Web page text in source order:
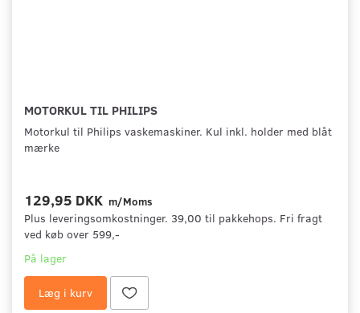
MOTORKUL TIL PHILIPS
Motorkul til Philips vaskemaskiner. Kul inkl. holder med blåt
mærke
129,95 DKK m/Moms
Plus leveringsomkostninger. 39,00 til pakkehops. Fri fragt
ved køb over 599,-
På lager
Læg i kurv